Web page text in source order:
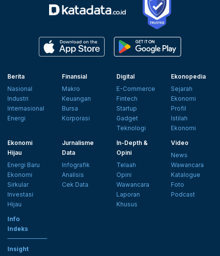
Berita
Nasional
Industri
Internasional
Energi
Finansial
Makro
Keuangan
Bursa
Korporasi
Digital
E-Commerce
Fintech
Startup
Gadget
Teknologi
Ekonopedia
Sejarah
Ekonomi
Profil
Istilah
Ekonomi
Ekonomi
Hijau
Energi Baru
Ekonomi
Sirkular
Investasi
Hijau
Jurnalisme
Data
Infografik
Analisis
Cek Data
In-Depth &
Opini
Telaah
Opini
Wawancara
Laporan
Khusus
Video
News
Wawancara
Katalogue
Foto
Podcast
Info
Indeks
Insight